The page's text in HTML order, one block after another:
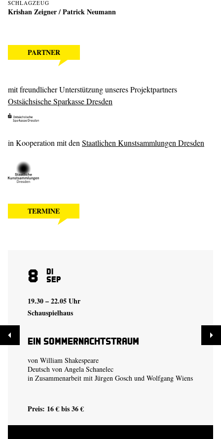
SCHLAGZEUG
Krishan Zeigner/ Patrick Neumann
PARTNER
mit freundlicher Unterstützung unseres Projektpartners
Ostsächsische Sparkasse Dresden
in Kooperation mit den Staatlichen Kunstsammlungen Dresden
TERMINE
8 Di
Sep
19.30 – 22.05 Uhr
Schauspielhaus
Ein Sommer­nachtstraum
von William Shakespeare
Deutsch von Angela Schanelec
in Zusammenarbeit mit Jürgen Gosch und Wolfgang Wiens
Preis: 16 € bis 36 €